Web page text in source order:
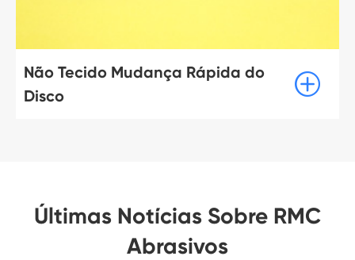
Não Tecido Mudança Rápida do
Disco

Últimas Notícias Sobre RMC
Abrasivos